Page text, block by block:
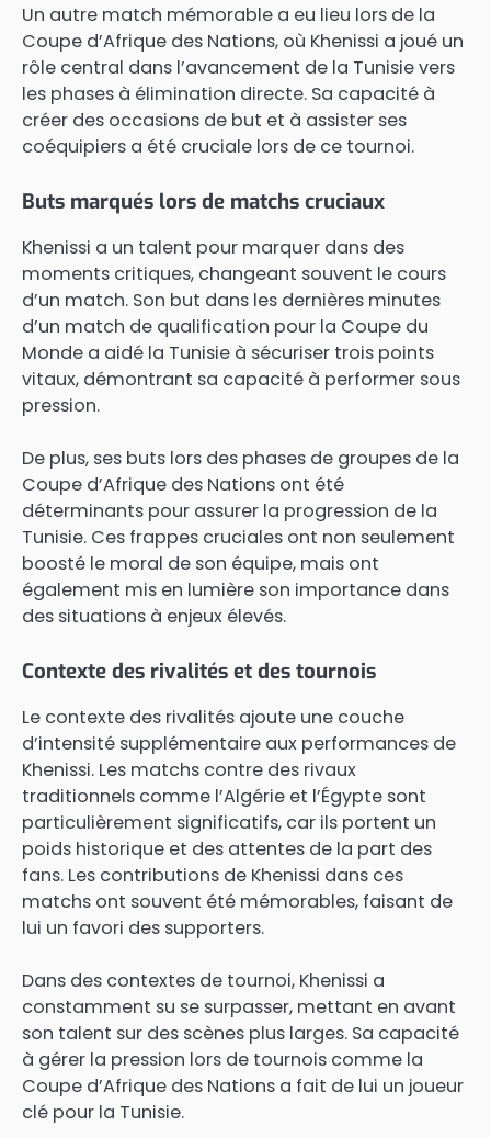
Un autre match mémorable a eu lieu lors de la
Coupe d’Afrique des Nations, où Khenissi a joué un
rôle central dans l’avancement de la Tunisie vers
les phases à élimination directe. Sa capacité à
créer des occasions de but et à assister ses
coéquipiers a été cruciale lors de ce tournoi.
Buts marqués lors de matchs cruciaux
Khenissi a un talent pour marquer dans des
moments critiques, changeant souvent le cours
d’un match. Son but dans les dernières minutes
d’un match de qualification pour la Coupe du
Monde a aidé la Tunisie à sécuriser trois points
vitaux, démontrant sa capacité à performer sous
pression.
De plus, ses buts lors des phases de groupes de la
Coupe d’Afrique des Nations ont été
déterminants pour assurer la progression de la
Tunisie. Ces frappes cruciales ont non seulement
boosté le moral de son équipe, mais ont
également mis en lumière son importance dans
des situations à enjeux élevés.
Contexte des rivalités et des tournois
Le contexte des rivalités ajoute une couche
d’intensité supplémentaire aux performances de
Khenissi. Les matchs contre des rivaux
traditionnels comme l’Algérie et l’Égypte sont
particulièrement significatifs, car ils portent un
poids historique et des attentes de la part des
fans. Les contributions de Khenissi dans ces
matchs ont souvent été mémorables, faisant de
lui un favori des supporters.
Dans des contextes de tournoi, Khenissi a
constamment su se surpasser, mettant en avant
son talent sur des scènes plus larges. Sa capacité
à gérer la pression lors de tournois comme la
Coupe d’Afrique des Nations a fait de lui un joueur
clé pour la Tunisie.